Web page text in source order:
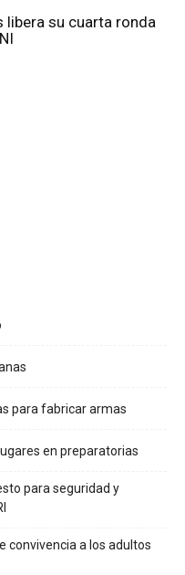
libera su cuarta ronda
para fabricar armas
en preparatorias
para seguridad y
convivencia a los adultos